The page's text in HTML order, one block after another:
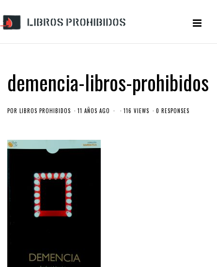
demencia-libros-prohibidos
POR LIBROS PROHIBIDOS 11 AÑOS AGO 116 VIEWS 0 RESPONSES